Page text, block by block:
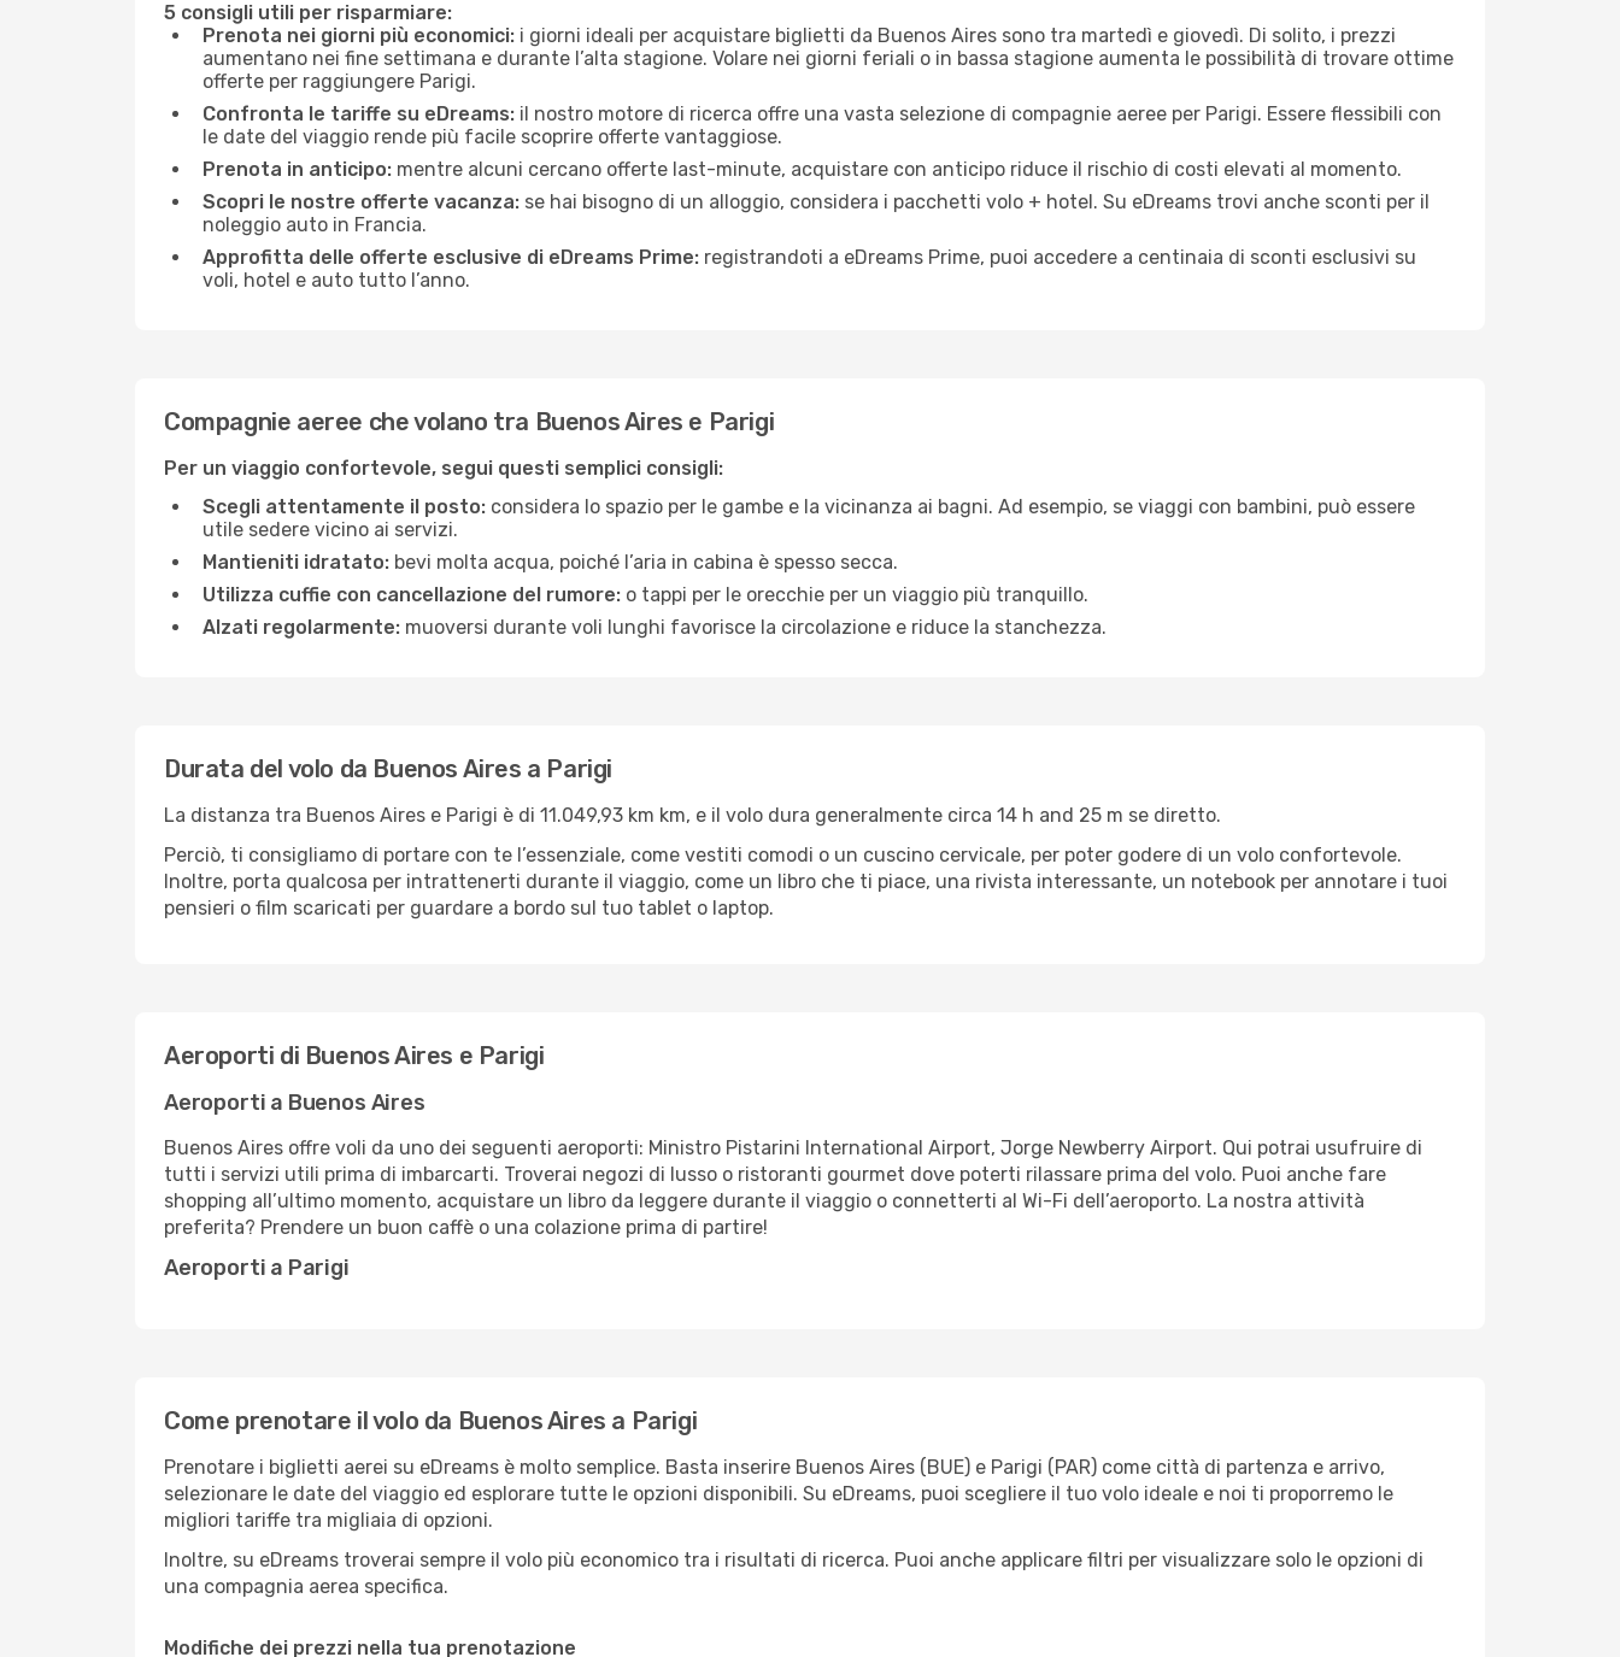
5 consigli utili per risparmiare:
Prenota nei giorni più economici: i giorni ideali per acquistare biglietti da Buenos Aires sono tra martedì e giovedì. Di solito, i prezzi
aumentano nei fine settimana e durante l’alta stagione. Volare nei giorni feriali o in bassa stagione aumenta le possibilità di trovare ottime
offerte per raggiungere Parigi.
Confronta le tariffe su eDreams: il nostro motore di ricerca offre una vasta selezione di compagnie aeree per Parigi. Essere flessibili con
le date del viaggio rende più facile scoprire offerte vantaggiose.
Prenota in anticipo: mentre alcuni cercano offerte last-minute, acquistare con anticipo riduce il rischio di costi elevati al momento.
Scopri le nostre offerte vacanza: se hai bisogno di un alloggio, considera i pacchetti volo + hotel. Su eDreams trovi anche sconti per il
noleggio auto in Francia.
Approfitta delle offerte esclusive di eDreams Prime: registrandoti a eDreams Prime, puoi accedere a centinaia di sconti esclusivi su
voli, hotel e auto tutto l’anno.
Compagnie aeree che volano tra Buenos Aires e Parigi
Per un viaggio confortevole, segui questi semplici consigli:
Scegli attentamente il posto: considera lo spazio per le gambe e la vicinanza ai bagni. Ad esempio, se viaggi con bambini, può essere
utile sedere vicino ai servizi.
Mantieniti idratato: bevi molta acqua, poiché l’aria in cabina è spesso secca.
Utilizza cuffie con cancellazione del rumore: o tappi per le orecchie per un viaggio più tranquillo.
Alzati regolarmente: muoversi durante voli lunghi favorisce la circolazione e riduce la stanchezza.
Durata del volo da Buenos Aires a Parigi
La distanza tra Buenos Aires e Parigi è di 11.049,93 km km, e il volo dura generalmente circa 14 h and 25 m se diretto.
Perciò, ti consigliamo di portare con te l’essenziale, come vestiti comodi o un cuscino cervicale, per poter godere di un volo confortevole.
Inoltre, porta qualcosa per intrattenerti durante il viaggio, come un libro che ti piace, una rivista interessante, un notebook per annotare i tuoi
pensieri o film scaricati per guardare a bordo sul tuo tablet o laptop.
Aeroporti di Buenos Aires e Parigi
Aeroporti a Buenos Aires
Buenos Aires offre voli da uno dei seguenti aeroporti: Ministro Pistarini International Airport, Jorge Newberry Airport. Qui potrai usufruire di
tutti i servizi utili prima di imbarcarti. Troverai negozi di lusso o ristoranti gourmet dove poterti rilassare prima del volo. Puoi anche fare
shopping all’ultimo momento, acquistare un libro da leggere durante il viaggio o connetterti al Wi-Fi dell’aeroporto. La nostra attività
preferita? Prendere un buon caffè o una colazione prima di partire!
Aeroporti a Parigi
Come prenotare il volo da Buenos Aires a Parigi
Prenotare i biglietti aerei su eDreams è molto semplice. Basta inserire Buenos Aires (BUE) e Parigi (PAR) come città di partenza e arrivo,
selezionare le date del viaggio ed esplorare tutte le opzioni disponibili. Su eDreams, puoi scegliere il tuo volo ideale e noi ti proporremo le
migliori tariffe tra migliaia di opzioni.
Inoltre, su eDreams troverai sempre il volo più economico tra i risultati di ricerca. Puoi anche applicare filtri per visualizzare solo le opzioni di
una compagnia aerea specifica.
Modifiche dei prezzi nella tua prenotazione